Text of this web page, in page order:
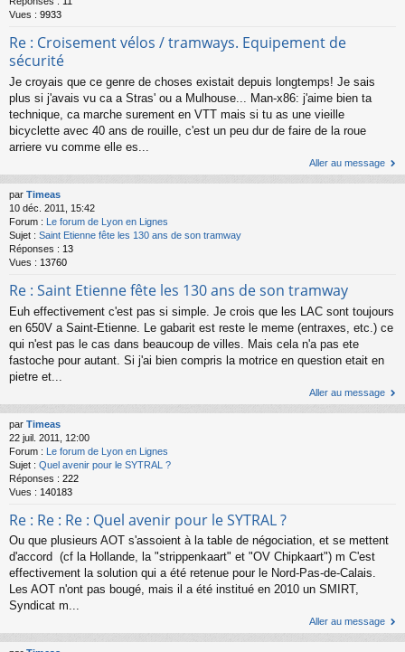
Vues : 9933
Re : Croisement vélos / tramways. Equipement de
sécurité
Je croyais que ce genre de choses existait depuis longtemps! Je sais
plus si j'avais vu ca a Stras' ou a Mulhouse... Man-x86: j'aime bien ta
technique, ca marche surement en VTT mais si tu as une vieille
bicyclette avec 40 ans de rouille, c'est un peu dur de faire de la roue
arriere vu comme elle es...
Aller au message
par Timeas
10 déc. 2011, 15:42
Forum : Le forum de Lyon en Lignes
Sujet : Saint Etienne fête les 130 ans de son tramway
Réponses : 13
Vues : 13760
Re : Saint Etienne fête les 130 ans de son tramway
Euh effectivement c'est pas si simple. Je crois que les LAC sont toujours
en 650V a Saint-Etienne. Le gabarit est reste le meme (entraxes, etc.) ce
qui n'est pas le cas dans beaucoup de villes. Mais cela n'a pas ete
fastoche pour autant. Si j'ai bien compris la motrice en question etait en
pietre et...
Aller au message
par Timeas
22 juil. 2011, 12:00
Forum : Le forum de Lyon en Lignes
Sujet : Quel avenir pour le SYTRAL ?
Réponses : 222
Vues : 140183
Re : Re : Re : Quel avenir pour le SYTRAL ?
Ou que plusieurs AOT s'assoient à la table de négociation, et se mettent
d'accord (cf la Hollande, la "strippenkaart" et "OV Chipkaart") m C'est
effectivement la solution qui a été retenue pour le Nord-Pas-de-Calais.
Les AOT n'ont pas bougé, mais il a été institué en 2010 un SMIRT,
Syndicat m...
Aller au message